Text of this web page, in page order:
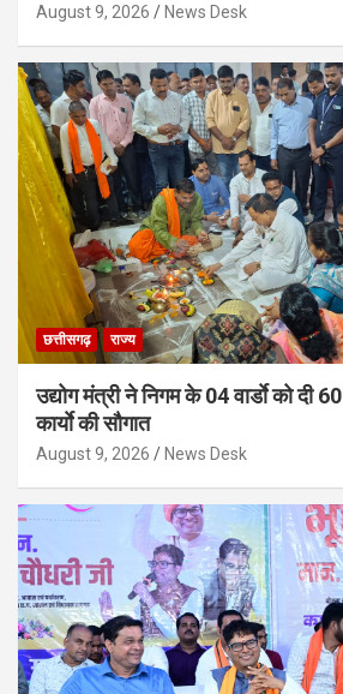
August 9, 2026 News Desk
छत्तीसगढ़ राज्य
उद्योग मंत्री ने निगम के 04 वार्डाे को दी
कार्याे की सौगात
August 9, 2026 News Desk